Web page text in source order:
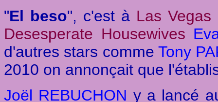
"El beso", c'est à Las Vegas
Desesperate Housewives
d'autres stars comme Tony
2010 on annonçait que
Joël REBUCHON y a lancé